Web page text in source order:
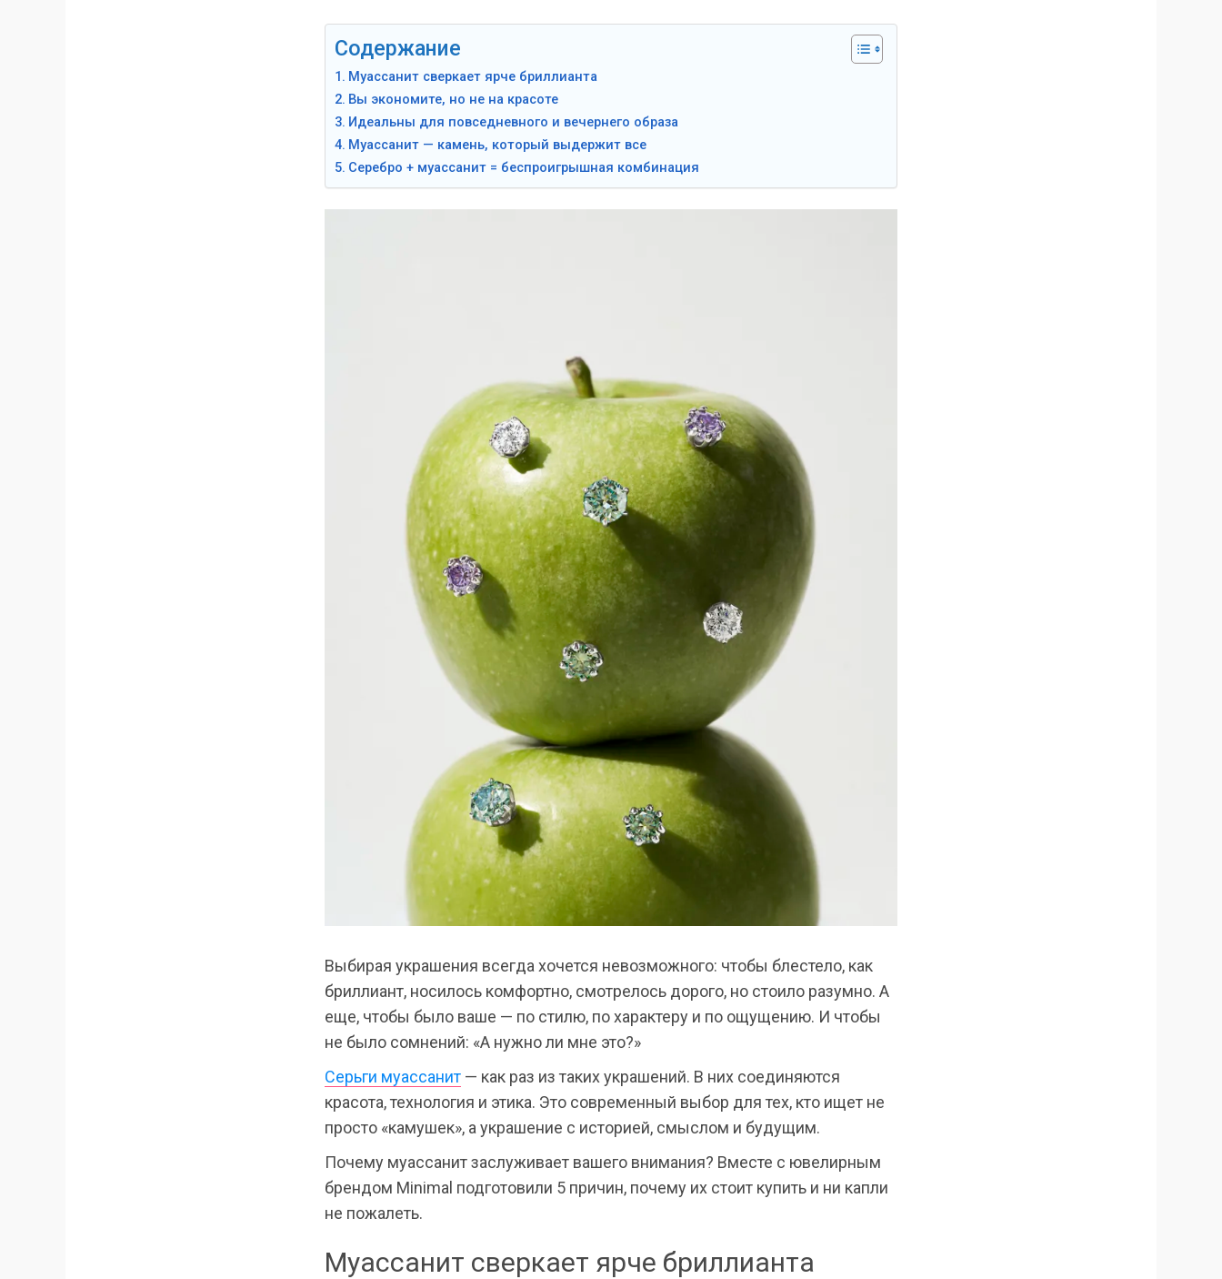
Содержание
Муассанит сверкает ярче бриллианта
Вы экономите, но не на красоте
Идеальны для повседневного и вечернего образа
Муассанит — камень, который выдержит все
Серебро + муассанит = беспроигрышная комбинация
Выбирая украшения всегда хочется невозможного: чтобы блестело, как
бриллиант, носилось комфортно, смотрелось дорого, но стоило разумно. А
еще, чтобы было ваше — по стилю, по характеру и по ощущению. И чтобы
не было сомнений: «А нужно ли мне это?»
Серьги муассанит — как раз из таких украшений. В них соединяются
красота, технология и этика. Это современный выбор для тех, кто ищет не
просто «камушек», а украшение с историей, смыслом и будущим.
Почему муассанит заслуживает вашего внимания? Вместе с ювелирным
брендом Minimal подготовили 5 причин, почему их стоит купить и ни капли
не пожалеть.
Муассанит сверкает ярче бриллианта